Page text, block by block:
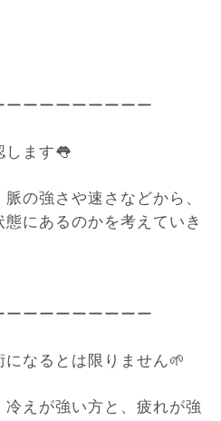
ーーーーーーーー
します👅
の強さや速さなどから、
にあるのかを考えていき
ーーーーーーーー
なるとは限りません🌱
えが強い方と、疲れが強